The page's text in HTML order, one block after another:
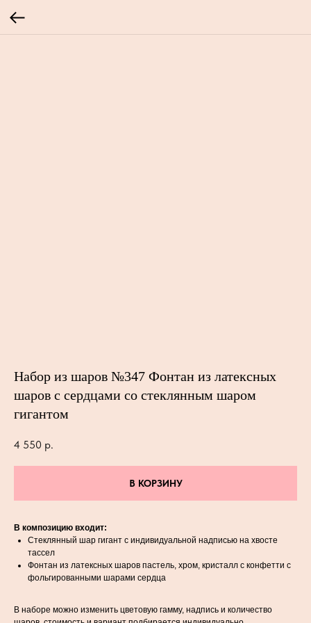
Набор из шаров №347 Фонтан из латексных
шаров с сердцами со стеклянным шаром
гигантом
4 550 р.
В КОРЗИНУ
В композицию входит:
Стеклянный шар гигант с индивидуальной надписью на хвосте
тассел
Фонтан из латексных шаров пастель, хром, кристалл с конфетти с
фольгированными шарами сердца
В наборе можно изменить цветовую гамму, надпись и количество